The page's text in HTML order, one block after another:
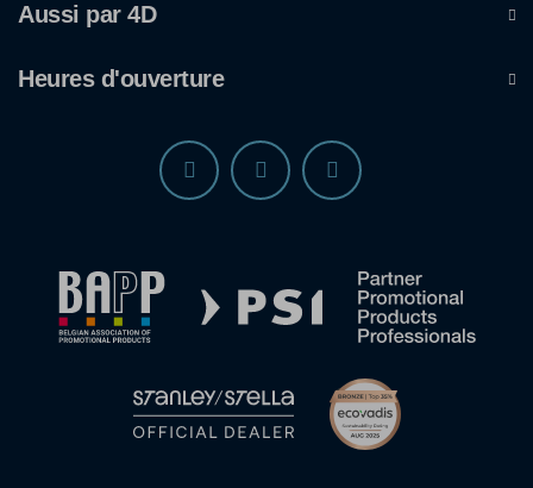
Aussi par 4D
Heures d'ouverture